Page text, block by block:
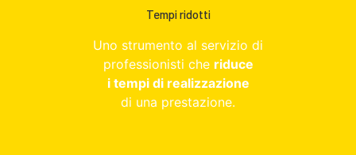
Tempi ridotti
Uno strumento al servizio di
professionisti che riduce
i tempi di realizzazione
di una prestazione.